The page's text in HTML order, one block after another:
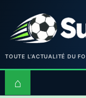
TOUTE L’ACTUALITÉ DU
⌂